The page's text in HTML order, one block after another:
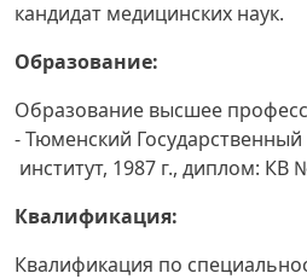
кандидат медицинских наук.
Образование:
Образование высшее
- Тюменский
институт, 1987 г., диплом: КВ
Квалификация:
Квалификация по